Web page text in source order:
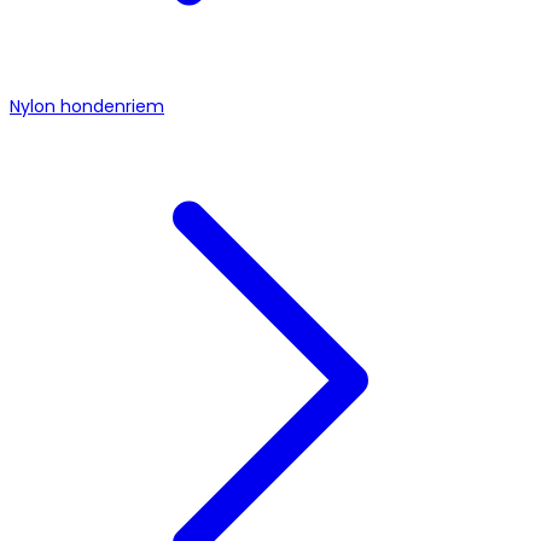
Nylon hondenriem